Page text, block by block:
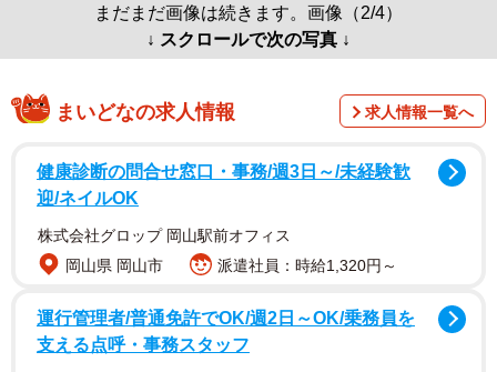
まだまだ画像は続きます。画像（2/4）
↓ スクロールで次の写真 ↓
まいどなの求人情報 求人情報一覧へ
健康診断の問合せ窓口・事務/週3日～/未経験歓
迎/ネイルOK
株式会社グロップ 岡山駅前オフィス
岡山県 岡山市
派遣社員：時給1,320円～
運行管理者/普通免許でOK/週2日～OK/乗務員を
支える点呼・事務スタッフ